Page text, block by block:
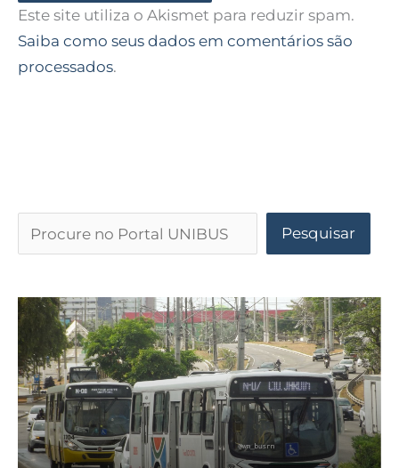
Este site utiliza o Akismet para reduzir spam.
Saiba como seus dados em comentários são
processados.
Pesquisar